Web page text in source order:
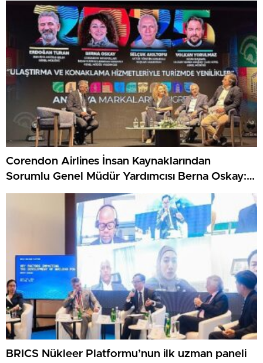
Corendon Airlines İnsan Kaynaklarından
Sorumlu Genel Müdür Yardımcısı Berna Oskay:
“Z kuşağına yapılan yatırım, turizmin geleceğine
yapılan yatırımdır”
BRICS Nükleer Platformu’nun ilk uzman paneli